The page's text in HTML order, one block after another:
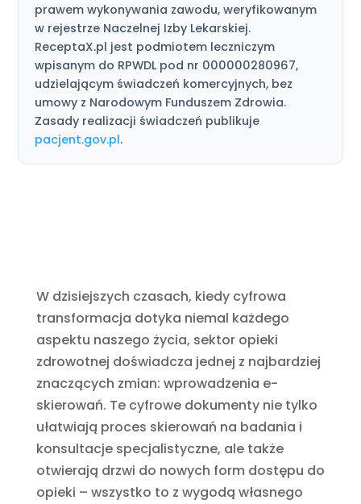
prawem wykonywania zawodu, weryfikowanym
w rejestrze Naczelnej Izby Lekarskiej.
ReceptaX.pl jest podmiotem leczniczym
wpisanym do RPWDL pod nr 000000280967,
udzielającym świadczeń komercyjnych, bez
umowy z Narodowym Funduszem Zdrowia.
Zasady realizacji świadczeń publikuje
pacjent.gov.pl.
W dzisiejszych czasach, kiedy cyfrowa
transformacja dotyka niemal każdego
aspektu naszego życia, sektor opieki
zdrowotnej doświadcza jednej z najbardziej
znaczących zmian: wprowadzenia e-
skierowań. Te cyfrowe dokumenty nie tylko
ułatwiają proces skierowań na badania i
konsultacje specjalistyczne, ale także
otwierają drzwi do nowych form dostępu do
opieki – wszystko to z wygodą własnego